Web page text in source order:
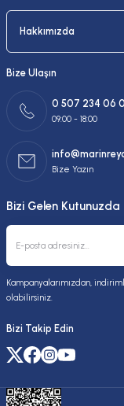
Hakkımızda
Bize Ulaşın
0 507 234 06
09:00 - 18:00
Bize Yazın
Bizi Gelen
Kampanyalarımızdan,
olabilirsiniz.
Bizi Takip Edin